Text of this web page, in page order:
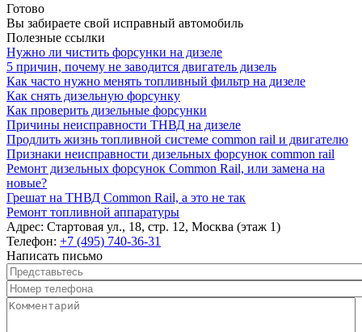
Готово
Вы забираете свой исправный автомобиль
Полезные ссылки
Нужно ли чистить форсунки на дизеле
5 причин, почему не заводится двигатель дизель
Как часто нужно менять топливный фильтр на дизеле
Как снять дизельную форсунку
Как проверить дизельные форсунки
Причины неисправности ТНВД на дизеле
Продлить жизнь топливной системе common rail и двигателю
Признаки неисправности дизельных форсунок common rail
Ремонт дизельных форсунок Common Rail, или замена на
новые?
Грешат на ТНВД Common Rail, а это не так
Ремонт топливной аппаратуры
Адрес: Стартовая ул., 18, стр. 12, Москва (этаж 1)
Телефон: +7 (495) 740-36-31
Написать письмо
Представьтесь
Номер телефона
Комментарий